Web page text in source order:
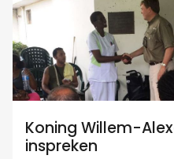
Koning Willem-
inspreken